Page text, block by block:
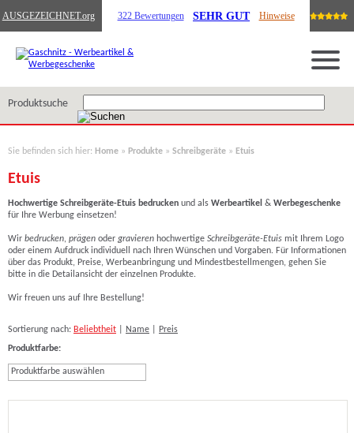
AUSGEZEICHNET.org 322 Bewertungen SEHR GUT Hinweise
Produktsuche
Sie befinden sich hier: Home » Produkte » Schreibgeräte » Etuis
Etuis
Hochwertige Schreibgeräte-Etuis bedrucken und als Werbeartikel & Werbegeschenke
für Ihre Werbung einsetzen!
Wir bedrucken, prägen oder gravieren hochwertige Schreibgeräte-Etuis mit Ihrem Logo
oder einem Aufdruck individuell nach Ihren Wünschen und Vorgaben. Für Informationen
über das Produkt, Preise, Werbeanbringung und Mindestbestellmengen, gehen Sie
bitte in die Detailansicht der einzelnen Produkte.
Wir freuen uns auf Ihre Bestellung!
Sortierung nach: Beliebtheit Name
Preis
Produktfarbe:
Produktfarbe auswählen